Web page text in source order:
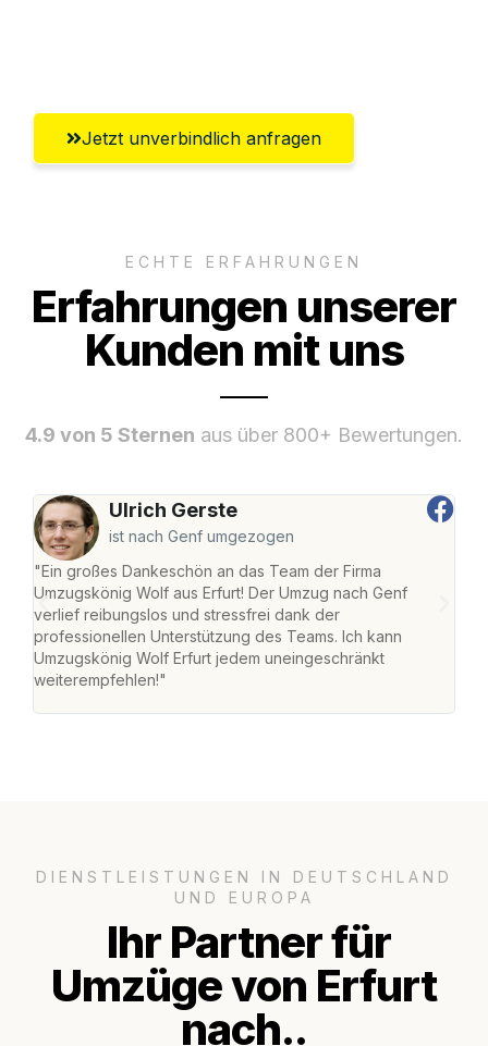
Jetzt unverbindlich anfragen
ECHTE ERFAHRUNGEN
Erfahrungen unserer
Kunden mit uns
4.9 von 5 Sternen aus über 800+ Bewertungen.
Ulrich Gerste
ist nach Genf umgezogen
"Ein großes Dankeschön an das Team der Firma
Umzugskönig Wolf aus Erfurt! Der Umzug nach Genf
verlief reibungslos und stressfrei dank der
professionellen Unterstützung des Teams. Ich kann
Umzugskönig Wolf Erfurt jedem uneingeschränkt
weiterempfehlen!"
DIENSTLEISTUNGEN IN DEUTSCHLAND
UND EUROPA
Ihr Partner für
Umzüge von Erfurt
nach..